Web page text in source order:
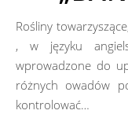
Rośliny towarzyszące, tworzące banki owadów pożytecznych
, w języku
wprowadzone do
różnych owadów
kontrolować…